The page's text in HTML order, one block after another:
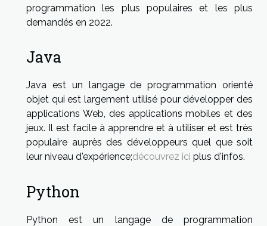
programmation les plus populaires et les plus
demandés en 2022.
Java
Java est un langage de programmation orienté
objet qui est largement utilisé pour développer des
applications Web, des applications mobiles et des
jeux. Il est facile à apprendre et à utiliser et est très
populaire auprès des développeurs quel que soit
leur niveau d'expérience;découvrez ici plus d'infos.
Python
Python est un langage de programmation